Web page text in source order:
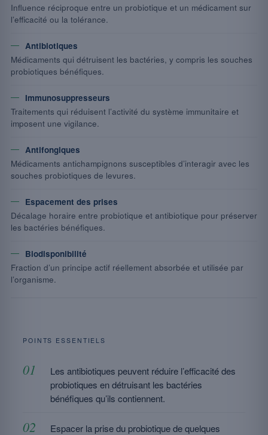
Influence réciproque entre un probiotique et un médicament sur
l’efficacité ou la tolérance.
Antibiotiques
Médicaments qui détruisent les bactéries, y compris les souches
probiotiques bénéfiques.
Immunosuppresseurs
Traitements qui réduisent l’activité du système immunitaire et
imposent une vigilance.
Antifongiques
Médicaments antichampignons susceptibles d’interagir avec les
souches probiotiques de levures.
Espacement des prises
Décalage horaire entre probiotique et antibiotique pour préserver
les bactéries bénéfiques.
Biodisponibilité
Fraction d’un principe actif réellement absorbée et utilisée par
l’organisme.
POINTS ESSENTIELS
Les antibiotiques peuvent réduire l’efficacité des
probiotiques en détruisant les bactéries
bénéfiques qu’ils contiennent.
Espacer la prise du probiotique de quelques